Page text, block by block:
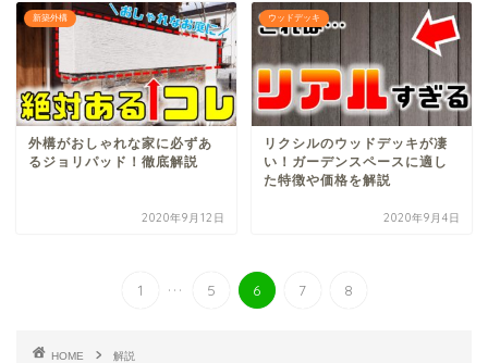
新築外構
外構がおしゃれな家に必ずあ
るジョリパッド！徹底解説
2020年9月12日
ウッドデッキ
リクシルのウッドデッキが凄
い！ガーデンスペースに適し
た特徴や価格を解説
2020年9月4日
1 ... 5 6 7 8
HOME 解説